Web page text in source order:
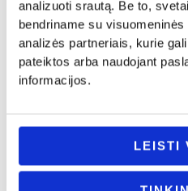
analizuoti srautą. Be to,
bendriname su
analizės partneriais, kurie
pateiktos arba naudojant
informacijos.
LEISTI
Į KREPŠELĮ